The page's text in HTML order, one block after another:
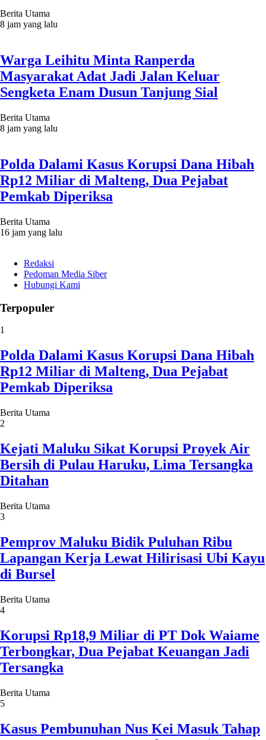
Berita Utama
8 jam yang lalu
Warga Leihitu Minta Ranperda
Masyarakat Adat Jadi Jalan Keluar
Sengketa Enam Dusun Tanjung Sial
Berita Utama
8 jam yang lalu
Polda Dalami Kasus Korupsi Dana Hibah
Rp12 Miliar di Malteng, Dua Pejabat
Pemkab Diperiksa
Berita Utama
16 jam yang lalu
Redaksi
Pedoman Media Siber
Hubungi Kami
Terpopuler
1
Polda Dalami Kasus Korupsi Dana Hibah
Rp12 Miliar di Malteng, Dua Pejabat
Pemkab Diperiksa
Berita Utama
2
Kejati Maluku Sikat Korupsi Proyek Air
Bersih di Pulau Haruku, Lima Tersangka
Ditahan
Berita Utama
3
Pemprov Maluku Bidik Puluhan Ribu
Lapangan Kerja Lewat Hilirisasi Ubi Kayu
di Bursel
Berita Utama
4
Korupsi Rp18,9 Miliar di PT Dok Waiame
Terbongkar, Dua Pejabat Keuangan Jadi
Tersangka
Berita Utama
5
Kasus Pembunuhan Nus Kei Masuk Tahap